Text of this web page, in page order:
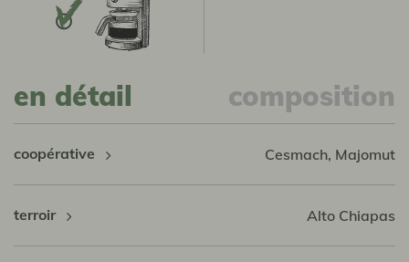
en détail composition
coopérative Cesmach, Majomut
terroir Alto Chiapas